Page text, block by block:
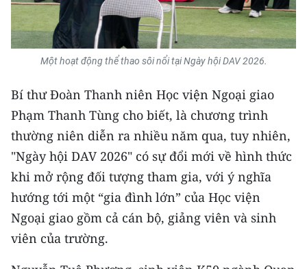
ENGLISH
中文
РУССКИЙ
ESPAÑOL
한국어
Một hoạt động thể thao sôi nổi tại Ngày hội DAV 2026.
Bí thư Đoàn Thanh niên Học viện Ngoại giao
Phạm Thanh Tùng cho biết, là chương trình
thường niên diễn ra nhiều năm qua, tuy nhiên,
"Ngày hội DAV 2026" có sự đổi mới về hình thức
khi mở rộng đối tượng tham gia, với ý nghĩa
hướng tới một “gia đình lớn” của Học viện
Ngoại giao gồm cả cán bộ, giảng viên và sinh
viên của trường.